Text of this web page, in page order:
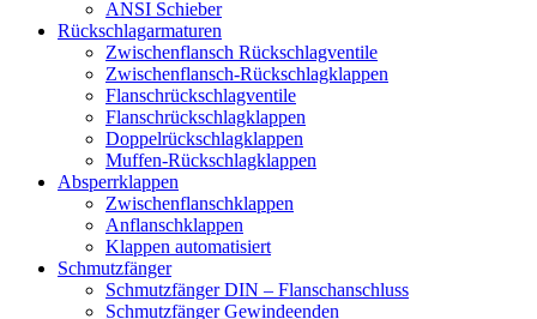
ANSI Schieber
Rückschlag­armaturen
Zwischenflansch Rückschlagventile
Zwischenflansch-Rückschlagklappen
Flanschrückschlagventile
Flanschrückschlagklappen
Doppelrückschlagklappen
Muffen-Rückschlagklappen
Absperrklappen
Zwischenflanschklappen
Anflanschklappen
Klappen automatisiert
Schmutzfänger
Schmutzfänger DIN – Flanschanschluss
Schmutzfänger Gewindeenden